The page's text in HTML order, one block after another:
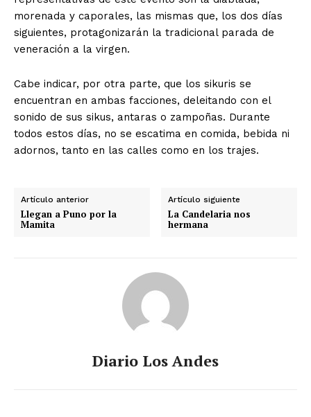
morenada y caporales, las mismas que, los dos días
siguientes, protagonizarán la tradicional parada de
veneración a la virgen.
Cabe indicar, por otra parte, que los sikuris se
encuentran en ambas facciones, deleitando con el
sonido de sus sikus, antaras o zampoñas. Durante
todos estos días, no se escatima en comida, bebida ni
adornos, tanto en las calles como en los trajes.
Artículo anterior
Llegan a Puno por la
Mamita
Artículo siguiente
La Candelaria nos
hermana
Diario Los Andes